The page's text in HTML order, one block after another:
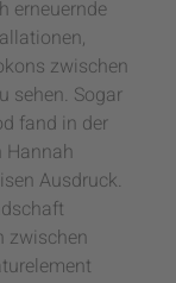
erneuernde
zwischen
sehen. Sogar
fand in der
Hannah
Ausdruck.
zwischen